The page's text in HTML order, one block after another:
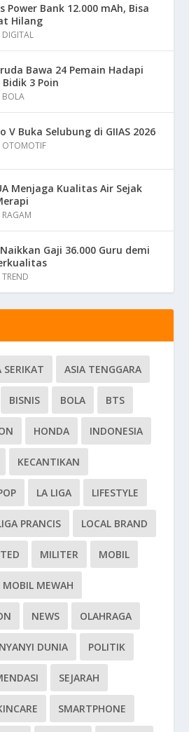
Power Bank 12.000 mAh, Bisa
Hilang
DIGITAL
Bawa 24 Pemain Hadapi
3 Poin
BOLA
V Buka Selubung di GIIAS 2026
OTOMOTIF
Menjaga Kualitas Air Sejak
RAGAM
Gaji 36.000 Guru demi
TREND
SERIKAT ASIA TENGGARA
BISNIS BOLA BTS
HONDA INDONESIA
KECANTIKAN
LA LIGA LIFESTYLE
PRANCIS LOCAL BRAND
MILITER MOBIL
MOBIL MEWAH
NEWS OLAHRAGA
DUNIA POLITIK
SEJARAH
SMARTPHONE